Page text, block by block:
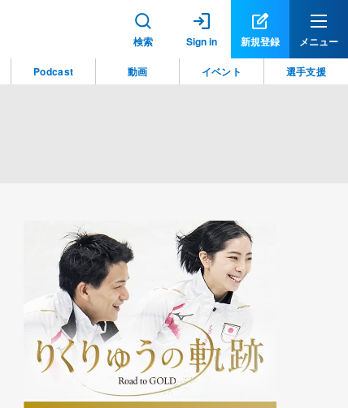
検索 Sign in 新規登録 メニュー
Podcast 動画 イベント 選手支援